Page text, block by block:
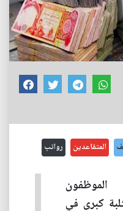
المتقاعدين رواتب
كبرى في